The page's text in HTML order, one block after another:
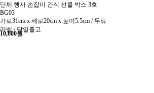
단체 행사 손잡이 간식 선물 박스 3호
BG03
가로31cm x 세로20cm x 높이5.5cm / 무료
라벨 / 당일출고
10,600원